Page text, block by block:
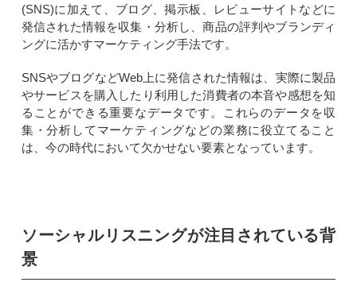
(SNS)に加えて、ブログ、掲示板、レビューサイトなどに
発信された情報を収集・分析し、商品の評判やブランディ
ングに活かすマーケティング手法です。
SNSやブログなどWeb上に発信された情報は、実際に製品
やサービスを購入したり利用した消費者の本音や感想を知
ることができる重要なデータです。これらのデータを収
集・分析してマーケティングなどの業務に役立てること
は、今の時代において欠かせない要素となっています。
ソーシャルリスニングが注目されている背
景